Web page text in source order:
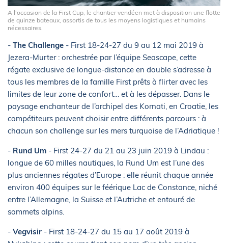
A l'occasion de la First Cup, le chantier vendéen met à disposition une flotte
de quinze bateaux, assortis de tous les moyens logistiques et humains
nécessaires.
- The Challenge - First 18-24-27 du 9 au 12 mai 2019 à
Jezera-Murter : orchestrée par l’équipe Seascape, cette
régate exclusive de longue-distance en double s’adresse à
tous les membres de la famille First prêts à flirter avec les
limites de leur zone de confort… et à les dépasser. Dans le
paysage enchanteur de l’archipel des Kornati, en Croatie, les
compétiteurs peuvent choisir entre différents parcours : à
chacun son challenge sur les mers turquoise de l’Adriatique !
- Rund Um - First 24-27 du 21 au 23 juin 2019 à Lindau :
longue de 60 milles nautiques, la Rund Um est l’une des
plus anciennes régates d’Europe : elle réunit chaque année
environ 400 équipes sur le féérique Lac de Constance, niché
entre l’Allemagne, la Suisse et l’Autriche et entouré de
sommets alpins.
- Vegvisir - First 18-24-27 du 15 au 17 août 2019 à